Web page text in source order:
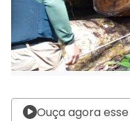
Ouça agora